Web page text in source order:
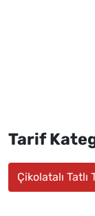
Tarif
Çikolatalı Tatlı